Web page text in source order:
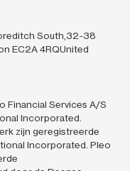
South,32-38
EC2A 4RQUnited
Financial Services A/S
Incorporated.
zijn geregistreerde
Incorporated. Pleo